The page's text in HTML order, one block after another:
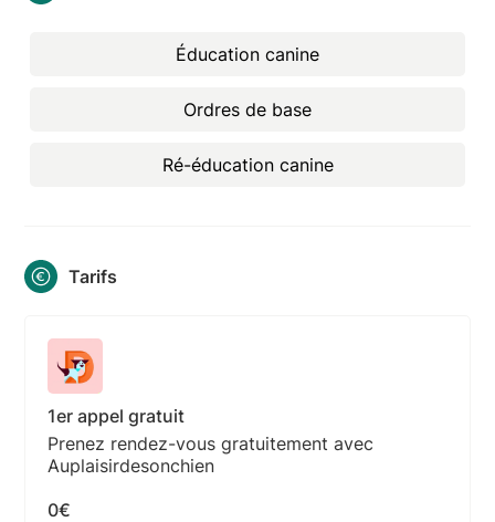
Éducation canine
Ordres de base
Ré-éducation canine
Tarifs
1er appel gratuit
Prenez rendez-vous gratuitement avec
Auplaisirdesonchien
0€